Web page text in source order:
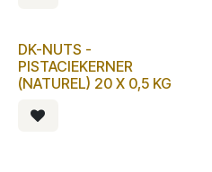
DK-NUTS -
PISTACIEKERNER
(NATUREL) 20 X 0,5 KG